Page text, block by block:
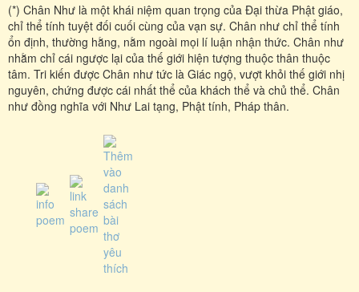
(*) Chân Như là một khái niệm quan trọng của Đại thừa Phật giáo,
chỉ thể tính tuyệt đối cuối cùng của vạn sự. Chân như chỉ thể tính
ổn định, thường hằng, nằm ngoài mọi lí luận nhận thức. Chân như
nhằm chỉ cái ngược lại của thế giới hiện tượng thuộc thân thuộc
tâm. Tri kiến được Chân như tức là Giác ngộ, vượt khỏi thế giới nhị
nguyên, chứng được cái nhất thể của khách thể và chủ thể. Chân
như đồng nghĩa với Như Lai tạng, Phật tính, Pháp thân.